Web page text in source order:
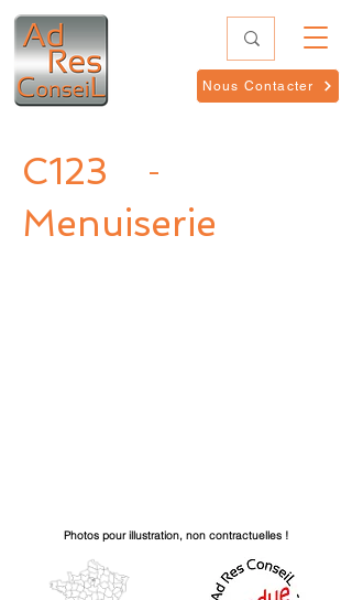
Nous Contacter
C123 -
Menuiserie
Photos pour illustration, non contractuelles !